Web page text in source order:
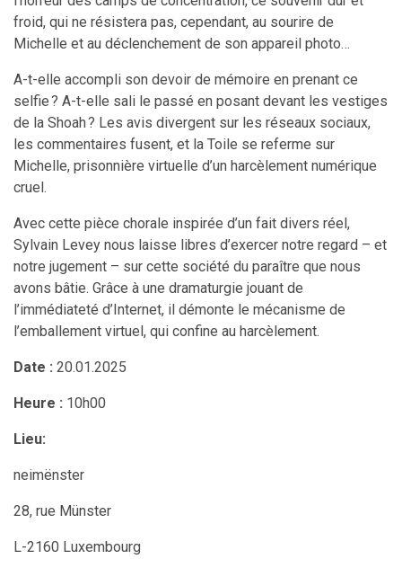
froid, qui ne résistera pas, cependant, au sourire de
Michelle et au déclenchement de son appareil photo…
A-t-elle accompli son devoir de mémoire en prenant ce
selfie ? A-t-elle sali le passé en posant devant les vestiges
de la Shoah ? Les avis divergent sur les réseaux sociaux,
les commentaires fusent, et la Toile se referme sur
Michelle, prisonnière virtuelle d’un harcèlement numérique
cruel.
Avec cette pièce chorale inspirée d’un fait divers réel,
Sylvain Levey nous laisse libres d’exercer notre regard – et
notre jugement – sur cette société du paraître que nous
avons bâtie. Grâce à une dramaturgie jouant de
l’immédiateté d’Internet, il démonte le mécanisme de
l’emballement virtuel, qui confine au harcèlement.
Date : 20.01.2025
Heure : 10h00
Lieu:
neimënster
28, rue Münster
L-2160 Luxembourg